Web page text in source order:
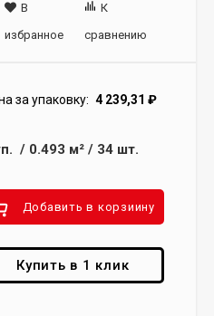
В
избранное
К
сравнению
за упаковку: 4 239,31 ₽
/ 0.493 м²/ 34 шт.
Добавить в корзиину
Купить в 1 клик